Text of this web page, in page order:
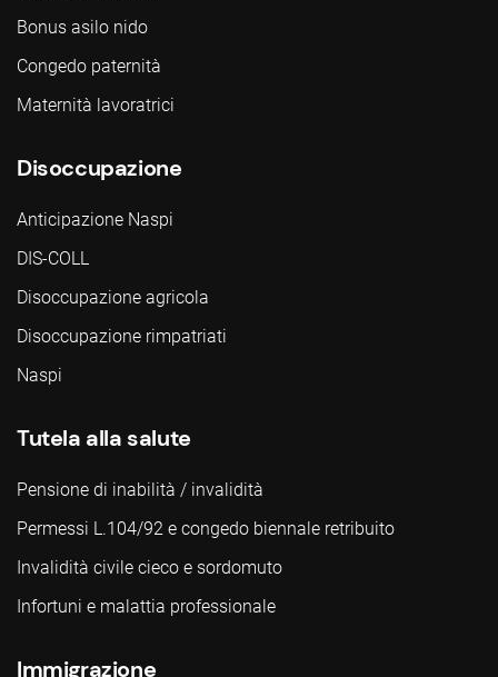
Bonus asilo nido
Congedo paternità
Maternità lavoratrici
Disoccupazione
Anticipazione Naspi
DIS-COLL
Disoccupazione agricola
Disoccupazione rimpatriati
Naspi
Tutela alla salute
Pensione di inabilità / invalidità
Permessi L.104/92 e congedo biennale retribuito
Invalidità civile cieco e sordomuto
Infortuni e malattia professionale
Immigrazione